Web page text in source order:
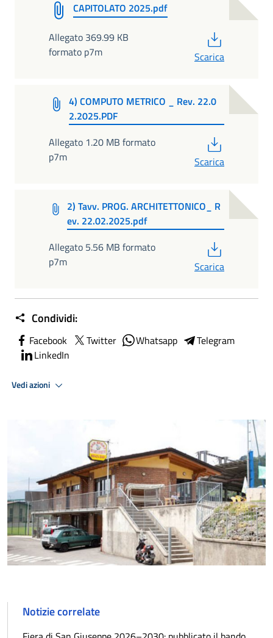
CAPITOLATO 2025.pdf
Allegato 369.99 KB
formato p7m
Scarica
4) COMPUTO METRICO _ Rev. 22.0
2.2025.PDF
Allegato 1.20 MB formato
p7m
Scarica
2) Tavv. PROG. ARCHITETTONICO_ R
ev. 22.02.2025.pdf
Allegato 5.56 MB formato
p7m
Scarica
Condividi:
Facebook Twitter Whatsapp
Telegram
LinkedIn
Vedi azioni
Notizie correlate